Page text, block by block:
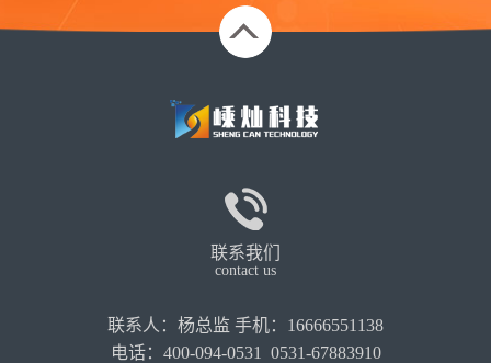
联系我们
contact us
联系人：杨总监 手机：16666551138
电话：400-094-0531 0531-67883910